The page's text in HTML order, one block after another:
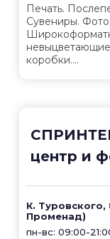
Печать.
Сувениры.
коробки....
центр и
К.
Променад)
пн-вс: 09:00-